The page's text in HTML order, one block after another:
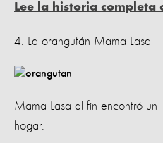
Lee la historia completa
4. La orangután Mama Lasa
Mama Lasa al fin encontró un
hogar.